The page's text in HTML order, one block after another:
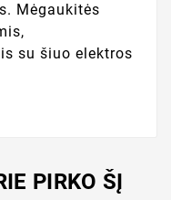
Mėgaukitės
su šiuo elektros
PIRKO ŠĮ